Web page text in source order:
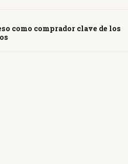
como comprador clave de los